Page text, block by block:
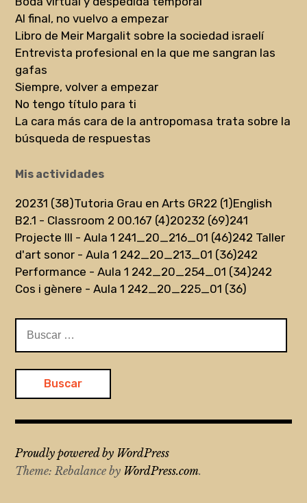
Al final, no vuelvo a empezar
Libro de Meir Margalit sobre la sociedad israelí
Entrevista profesional en la que me sangran las
gafas
Siempre, volver a empezar
No tengo título para ti
La cara más cara de la antropomasa trata sobre la
búsqueda de respuestas
Mis actividades
20231 (38)Tutoria Grau en Arts GR22 (1)English
B2.1 - Classroom 2 00.167 (4)20232 (69)241
Projecte III - Aula 1 241_20_216_01 (46)242 Taller
d'art sonor - Aula 1 242_20_213_01 (36)242
Performance - Aula 1 242_20_254_01 (34)242
Cos i gènere - Aula 1 242_20_225_01 (36)
Proudly powered by WordPress
Theme: Rebalance by WordPress.com.